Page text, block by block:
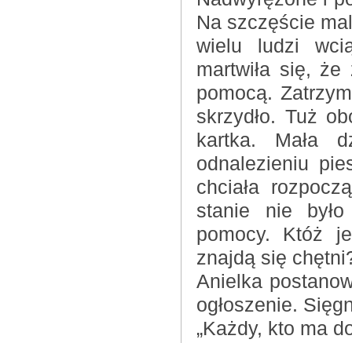
Na szczęście
wielu ludzi
martwiła się,
pomocą.
skrzydło. Tuż
kartka. Mała
odnalezieniu
chciała
stanie nie
pomocy. Któż
znajdą się
Anielka
ogłoszenie.
„Każdy, kto ma